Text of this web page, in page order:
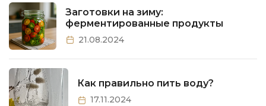
Заготовки на зиму:
ферментированные продукты
21.08.2024
Как правильно пить воду?
17.11.2024